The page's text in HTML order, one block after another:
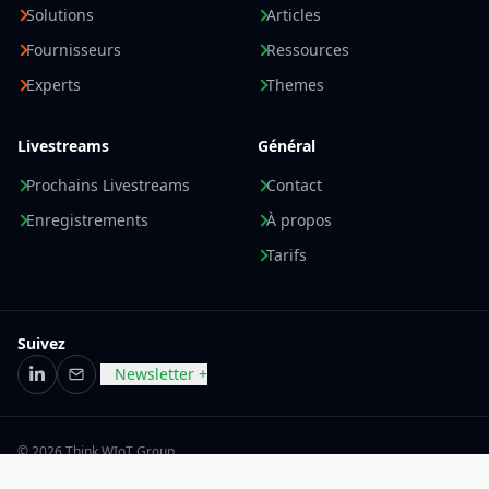
Solutions
Fournisseurs
Experts
Articles
Ressources
Themes
Livestreams
Prochains Livestreams
Enregistrements
Général
Contact
À propos
Tarifs
Suivez
LinkedIn
E-mailNewsletter +
© 2026 Think WIoT Group